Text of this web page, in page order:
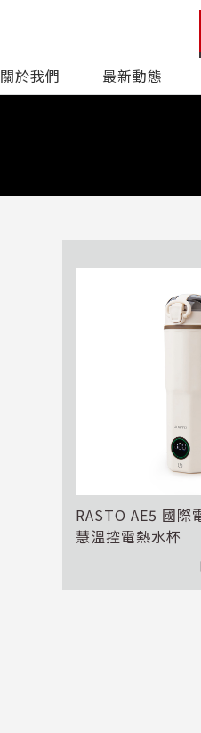
關於我們 最新動態
RASTO AE5 國際
慧溫控電熱水杯